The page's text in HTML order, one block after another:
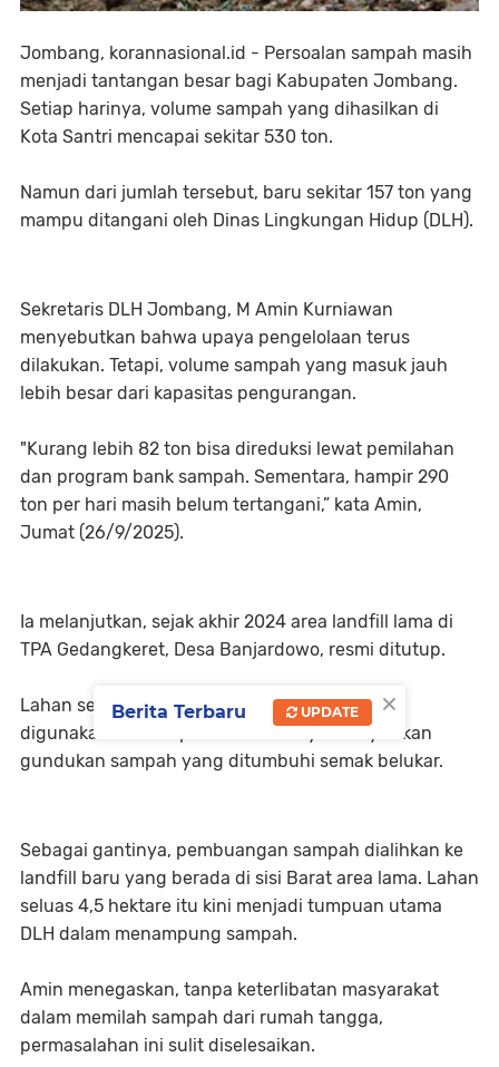
Jombang, korannasional.id - Persoalan sampah masih
menjadi tantangan besar bagi Kabupaten Jombang.
Setiap harinya, volume sampah yang dihasilkan di
Kota Santri mencapai sekitar 530 ton.
Namun dari jumlah tersebut, baru sekitar 157 ton yang
mampu ditangani oleh Dinas Lingkungan Hidup (DLH).
Sekretaris DLH Jombang, M Amin Kurniawan
menyebutkan bahwa upaya pengelolaan terus
dilakukan. Tetapi, volume sampah yang masuk jauh
lebih besar dari kapasitas pengurangan.
"Kurang lebih 82 ton bisa direduksi lewat pemilahan
dan program bank sampah. Sementara, hampir 290
ton per hari masih belum tertangani,” kata Amin,
Jumat (26/9/2025).
Ia melanjutkan, sejak akhir 2024 area landfill lama di
TPA Gedangkeret, Desa Banjardowo, resmi ditutup.
Lahan seluas 4 hektare tersebut kini tidak lagi
digunakan setelah penuh dan hanya menyisakan
gundukan sampah yang ditumbuhi semak belukar.
Sebagai gantinya, pembuangan sampah dialihkan ke
landfill baru yang berada di sisi Barat area lama. Lahan
seluas 4,5 hektare itu kini menjadi tumpuan utama
DLH dalam menampung sampah.
Amin menegaskan, tanpa keterlibatan masyarakat
dalam memilah sampah dari rumah tangga,
permasalahan ini sulit diselesaikan.
×
Berita Terbaru UPDATE